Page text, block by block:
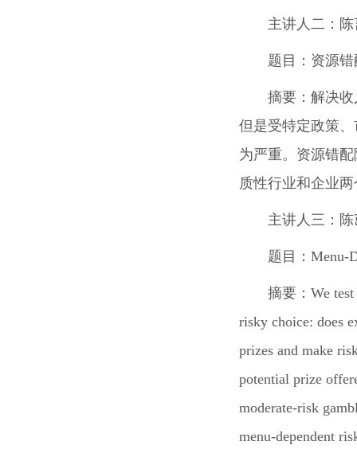
主讲人二：
题目： 资源
摘要： 解决
但是受特定政策
为严重。资源错
质性行业和企业
主讲人三：
题目： Menu-
摘要： We
risky choice: does
prizes and make
potential prize
moderate-risk
menu-dependent